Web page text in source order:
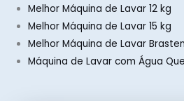
Melhor Máquina de Lavar 12 kg
Melhor Máquina de Lavar 15 kg
Melhor Máquina de Lavar
Máquina de Lavar com Água